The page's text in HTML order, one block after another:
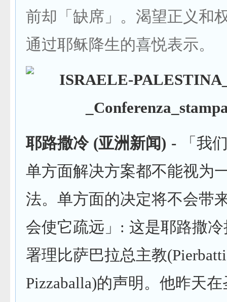
前却「缺席」。渴望正义和
通过耶稣降生的喜悦表示。
耶路撒冷(亚洲新闻) -「我
单方面解决方案都不能视为
法。单方面的决定将不会带
会使它疏远」: 这是耶路撒
署理比萨巴拉总主教
Pizzaballa)的声明。他昨天